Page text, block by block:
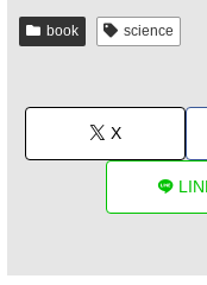
book science
X